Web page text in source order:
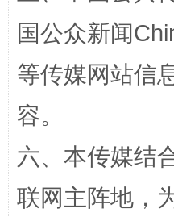
在谋一域中谋全局
国公众新闻
等传媒网站信
容。
六、本传媒结
联网主阵地，